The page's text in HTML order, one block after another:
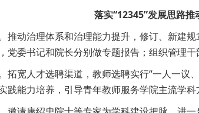
落实“12345”发展思路
推动治理体系和治理能力提升，修订、新建
党委书记和院长分别做专题报告；组织管理干
拓宽人才选聘渠道，教师选聘实行“一人一
能力培养，引导青年教师服务学院主流学科